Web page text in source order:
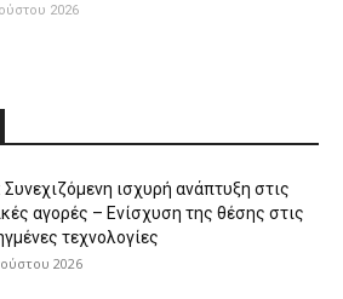
2026
Συνεχιζόμενη ισχυρή ανάπτυξη στις
αγορές – Ενίσχυση της θέσης στις
τεχνολογίες
2026